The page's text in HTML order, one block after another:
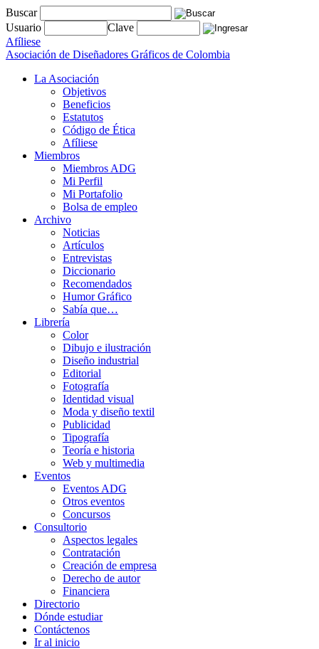
Buscar
Usuario
Clave
Afíliese
Asociación de Diseñadores Gráficos de Colombia
La Asociación
Objetivos
Beneficios
Estatutos
Código de Ética
Afíliese
Miembros
Miembros ADG
Mi Perfil
Mi Portafolio
Bolsa de empleo
Archivo
Noticias
Artículos
Entrevistas
Diccionario
Recomendados
Humor Gráfico
Sabía que…
Librería
Color
Dibujo e ilustración
Diseño industrial
Editorial
Fotografía
Identidad visual
Moda y diseño textil
Publicidad
Tipografía
Teoría e historia
Web y multimedia
Eventos
Eventos ADG
Otros eventos
Concursos
Consultorio
Aspectos legales
Contratación
Creación de empresa
Derecho de autor
Financiera
Directorio
Dónde estudiar
Contáctenos
Ir al inicio